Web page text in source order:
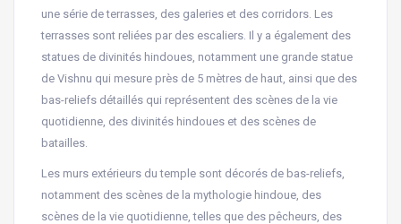
une série de terrasses, des galeries et des corridors. Les
terrasses sont reliées par des escaliers. Il y a également des
statues de divinités hindoues, notamment une grande statue
de Vishnu qui mesure près de 5 mètres de haut, ainsi que des
bas-reliefs détaillés qui représentent des scènes de la vie
quotidienne, des divinités hindoues et des scènes de
batailles.
Les murs extérieurs du temple sont décorés de bas-reliefs,
notamment des scènes de la mythologie hindoue, des
scènes de la vie quotidienne, telles que des pêcheurs, des